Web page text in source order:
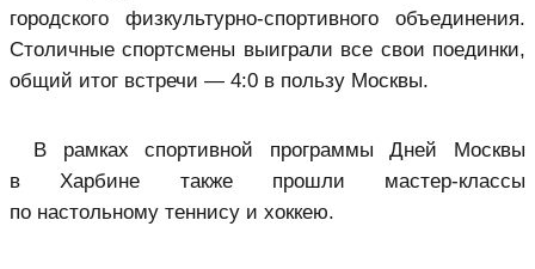
городского физкультурно-спортивного объединения.
Столичные спортсмены выиграли все свои поединки,
общий итог встречи — 4:0 в пользу Москвы.
В рамках спортивной программы Дней Москвы
в Харбине также прошли мастер-классы
по настольному теннису и хоккею.